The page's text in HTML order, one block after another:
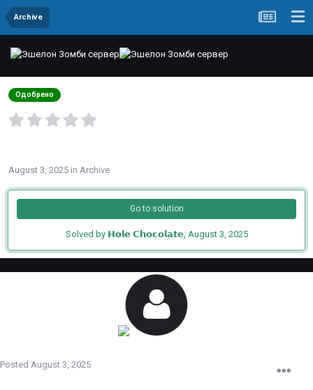
Archive
Одобрено
August 3, 2025 in Archive
Go to solution
Solved by 𝗛𝗼𝗹𝗲 𝗖𝗵𝗼𝗰𝗼𝗹𝗮𝘁𝗲, August 3, 2025
Posted August 3, 2025